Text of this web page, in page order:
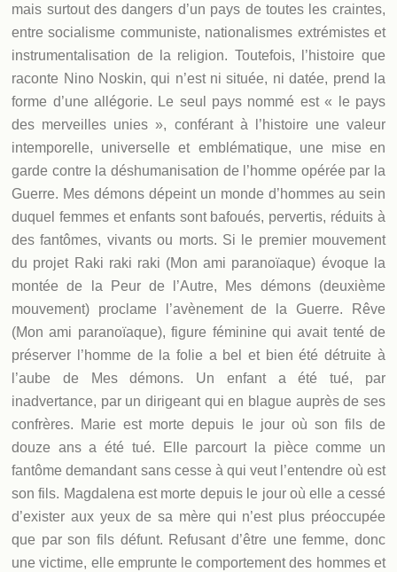
mais surtout des dangers d’un pays de toutes les craintes,
entre socialisme communiste, nationalismes extrémistes et
instrumentalisation de la religion. Toutefois, l’histoire que
raconte Nino Noskin, qui n’est ni située, ni datée, prend la
forme d’une allégorie. Le seul pays nommé est « le pays
des merveilles unies », conférant à l’histoire une valeur
intemporelle, universelle et emblématique, une mise en
garde contre la déshumanisation de l’homme opérée par la
Guerre. Mes démons dépeint un monde d’hommes au sein
duquel femmes et enfants sont bafoués, pervertis, réduits à
des fantômes, vivants ou morts. Si le premier mouvement
du projet Raki raki raki (Mon ami paranoïaque) évoque la
montée de la Peur de l’Autre, Mes démons (deuxième
mouvement) proclame l’avènement de la Guerre. Rêve
(Mon ami paranoïaque), figure féminine qui avait tenté de
préserver l’homme de la folie a bel et bien été détruite à
l’aube de Mes démons. Un enfant a été tué, par
inadvertance, par un dirigeant qui en blague auprès de ses
confrères. Marie est morte depuis le jour où son fils de
douze ans a été tué. Elle parcourt la pièce comme un
fantôme demandant sans cesse à qui veut l’entendre où est
son fils. Magdalena est morte depuis le jour où elle a cessé
d’exister aux yeux de sa mère qui n’est plus préoccupée
que par son fils défunt. Refusant d’être une femme, donc
une victime, elle emprunte le comportement des hommes et